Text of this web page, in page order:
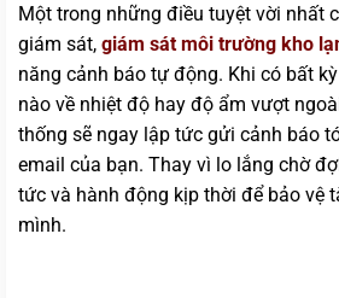
Một trong những điều tuyệt vời nhất
giám sát, giám sát môi trường kho
năng cảnh báo tự động. Khi có bất
nào về nhiệt độ hay độ ẩm vượt
thống sẽ ngay lập tức gửi cảnh báo
email của bạn. Thay vì lo lắng chờ
tức và hành động kịp thời để bảo vệ
mình.